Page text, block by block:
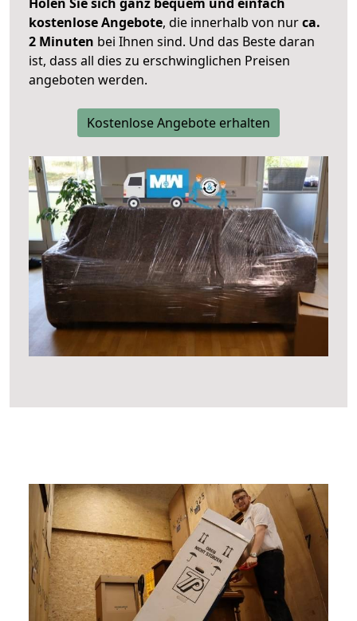
kostenlose Angebote, die innerhalb von nurca.
2 Minuten bei Ihnen sind. Und das Beste daran
ist, dass all dies zu erschwinglichen Preisen
angeboten werden.
Kostenlose Angebote erhalten